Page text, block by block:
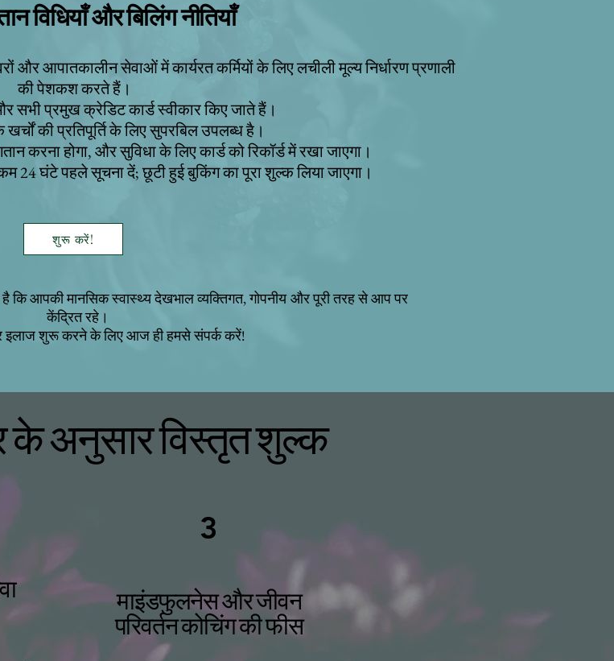
विधियाँ और बिलिंग नीतियाँ
और आपातकालीन सेवाओं में कार्यरत कर्मियों के लिए लचीली मूल्य निर्धारण प्रणाली
की पेशकश करते हैं।
सभी प्रमुख क्रेडिट कार्ड स्वीकार किए जाते हैं।
की प्रतिपूर्ति के लिए सुपरबिल उपलब्ध है।
करना होगा, और सुविधा के लिए कार्ड को रिकॉर्ड में रखा जाएगा।
24 घंटे पहले सूचना दें; छूटी हुई बुकिंग का पूरा शुल्क लिया जाएगा।
शुरू करें!
कि आपकी मानसिक स्वास्थ्य देखभाल व्यक्तिगत, गोपनीय और पूरी तरह से आप पर
केंद्रित रहे।
इलाज शुरू करने के लिए आज ही हमसे संपर्क करें!
के अनुसार विस्तृत शुल्क
3
माइंडफुलनेस और जीवन
परिवर्तन कोचिंग की फीस